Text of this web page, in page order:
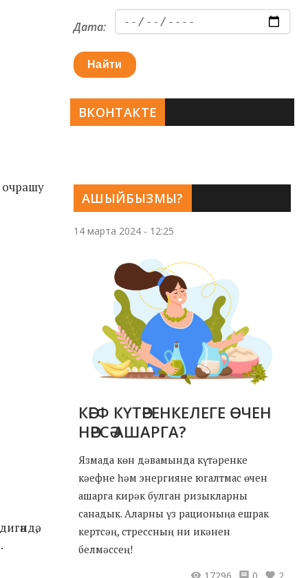
очрашу
АШЫЙБЫЗМЫ?
14 марта 2024 - 12:25
КӘЕФ КҮТӘРЕНКЕЛЕГЕ ӨЧЕН
НӘРСӘ АШАРГА?
Язмада көн дәвамында күтәренке
кәефне һәм энергияне югалтмас өчен
ашарга кирәк булган ризыкларны
санадык. Аларны үз рационыңа ешрак
кертсәң, стрессның ни икәнен
белмәссең!
17296
0 2
Дата:
Найти
ВКОНТАКТЕ